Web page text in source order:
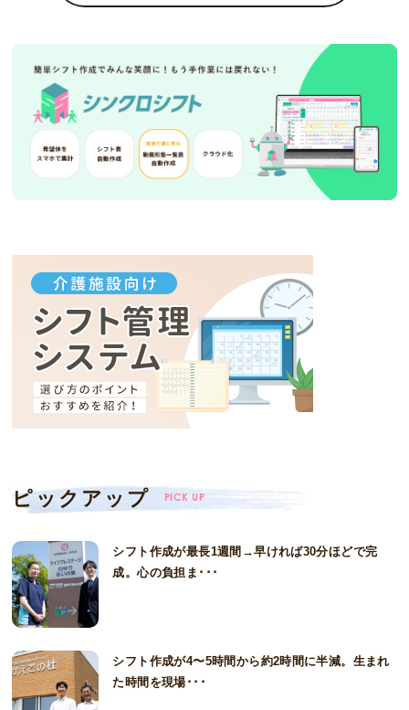
ピックアップ PICK UP
シフト作成が最長1週間→早ければ30分ほどで完
成。心の負担ま･･･
シフト作成が4〜5時間から約2時間に半減。生まれ
た時間を現場･･･